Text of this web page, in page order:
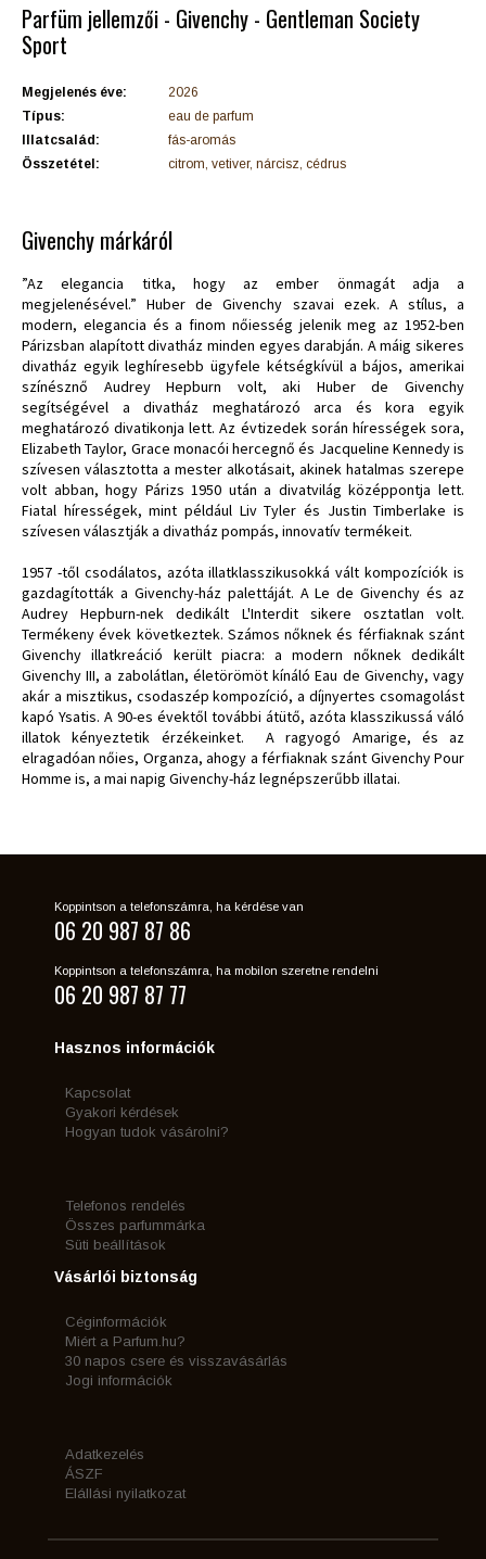
Parfüm jellemzői - Givenchy - Gentleman Society
Sport
Megjelenés éve:
2026
Típus:
eau de parfum
Illatcsalád:
fás-aromás
Összetétel:
citrom, vetiver, nárcisz, cédrus
Givenchy márkáról
”Az elegancia titka, hogy az ember önmagát adja a
megjelenésével.” Huber de Givenchy szavai ezek. A stílus, a
modern, elegancia és a finom nőiesség jelenik meg az 1952-ben
Párizsban alapított divatház minden egyes darabján. A máig sikeres
divatház egyik leghíresebb ügyfele kétségkívül a bájos, amerikai
színésznő Audrey Hepburn volt, aki Huber de Givenchy
segítségével a divatház meghatározó arca és kora egyik
meghatározó divatikonja lett. Az évtizedek során hírességek sora,
Elizabeth Taylor, Grace monacói hercegnő és Jacqueline Kennedy is
szívesen választotta a mester alkotásait, akinek hatalmas szerepe
volt abban, hogy Párizs 1950 után a divatvilág középpontja lett.
Fiatal hírességek, mint például Liv Tyler és Justin Timberlake is
szívesen választják a divatház pompás, innovatív termékeit.
1957 -től csodálatos, azóta illatklasszikusokká vált kompozíciók is
gazdagították a Givenchy-ház palettáját. A Le de Givenchy és az
Audrey Hepburn-nek dedikált L'Interdit sikere osztatlan volt.
Termékeny évek következtek. Számos nőknek és férfiaknak szánt
Givenchy illatkreáció került piacra: a modern nőknek dedikált
Givenchy III, a zabolátlan, életörömöt kínáló Eau de Givenchy, vagy
akár a misztikus, csodaszép kompozíció, a díjnyertes csomagolást
kapó Ysatis. A 90-es évektől további átütő, azóta klasszikussá váló
illatok kényeztetik érzékeinket. A ragyogó Amarige, és az
elragadóan nőies, Organza, ahogy a férfiaknak szánt Givenchy Pour
Homme is, a mai napig Givenchy-ház legnépszerűbb illatai.
Koppintson a telefonszámra, ha kérdése van
06 20 987 87 86
Koppintson a telefonszámra, ha mobilon szeretne rendelni
06 20 987 87 77
Hasznos információk
Kapcsolat
Gyakori kérdések
Hogyan tudok vásárolni?
Telefonos rendelés
Összes parfummárka
Süti beállítások
Vásárlói biztonság
Céginformációk
Miért a Parfum.hu?
30 napos csere és visszavásárlás
Jogi információk
Adatkezelés
ÁSZF
Elállási nyilatkozat